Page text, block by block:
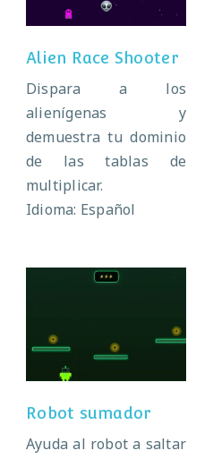
Alien Race Shooter
Dispara a los
alienígenas y
demuestra tu dominio
de las tablas de
multiplicar.
Idioma: Español
Robot sumador
Robot sumador
Ayuda al robot a saltar